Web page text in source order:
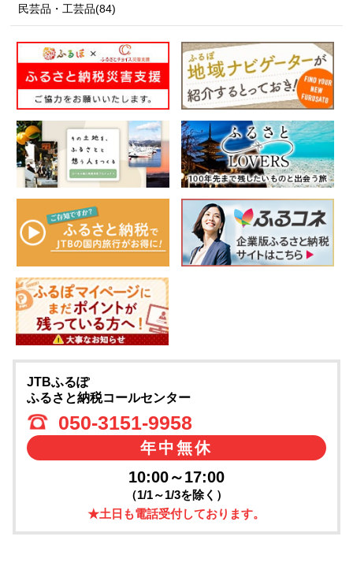
民芸品・工芸品(84)
JTBふるぽ
ふるさと納税コールセンター
050-3151-9958
年中無休
10:00～17:00
（1/1～1/3を除く）
★土日も電話受付しております。